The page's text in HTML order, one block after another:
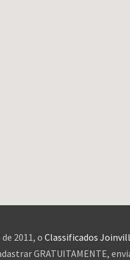
2011, o Classificados
GRATUITAMENTE,